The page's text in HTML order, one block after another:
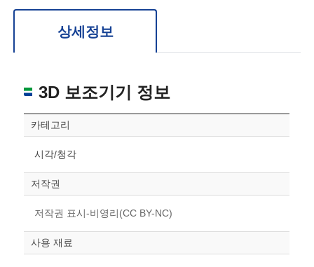
위치 이동: 우측 드래그
상세정보
3D 보조기기 정보
카테고리
시각/청각
저작권
저작권 표시-비영리(CC BY-NC)
사용 재료